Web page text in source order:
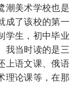
潮美术学校也是
成了该校的第一
学生，初中毕业
我当时读的是三
上语文课、俄语
理论课等，在那